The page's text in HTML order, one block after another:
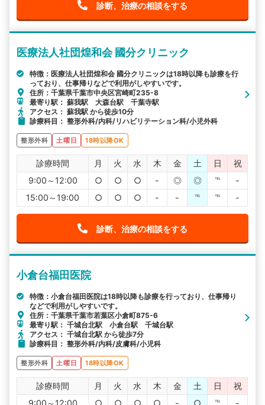
診断、治療の相談をする
医療法人社団煌和会 國分クリニック
特徴：医療法人社団煌和会 國分クリニックは18時以降も診療を行
っており、仕事帰りなどで利用がしやすいです。
住所：千葉県千葉市中央区宮崎町235-8
最寄り駅： 蘇我駅 大森台駅 千葉寺駅
アクセス： 蘇我駅 から徒歩10分
診療科目： 整形外科/内科/リハビリテーション科/小児外科
整形外科 土曜日 18時以降OK
診療時間 月 火 水 木 金 土 日
祝
9:00～12:00
○ ○ ○ - ◎ ◎ ℡
-
15:00～19:00
○ ○ ○ - - ℡ ℡ -
診断、治療の相談をする
小倉台福田医院
特徴：小倉台福田医院は18時以降も診療を行っており、仕事帰り
などで利用がしやすいです。
住所：千葉県千葉市若葉区小倉町875-6
最寄り駅： 千城台北駅 小倉台駅 千城台駅
アクセス： 千城台北駅 から徒歩7分
診療科目： 整形外科/内科/皮膚科/小児科
整形外科 土曜日 18時以降OK
診療時間 月 火 水 木 金 土 日
祝